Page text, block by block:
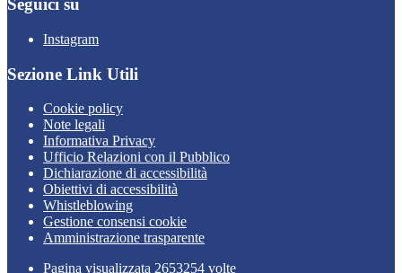
Seguici su
Instagram
Sezione Link Utili
Cookie policy
Note legali
Informativa Privacy
Ufficio Relazioni con il Pubblico
Dichiarazione di accessibilità
Obiettivi di accessibilità
Whistleblowing
Gestione consensi cookie
Amministrazione trasparente
Pagina visualizzata 2653254 volte